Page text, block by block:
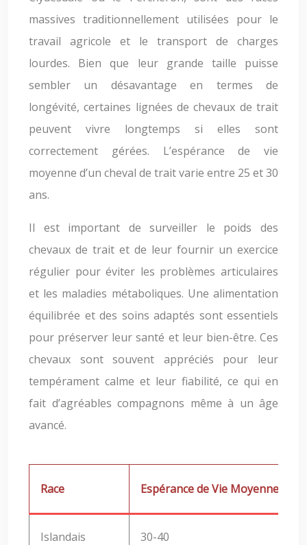
massives traditionnellement utilisées pour le
travail agricole et le transport de charges
lourdes. Bien que leur grande taille puisse
sembler un désavantage en termes de
longévité, certaines lignées de chevaux de trait
peuvent vivre longtemps si elles sont
correctement gérées. L’espérance de vie
moyenne d’un cheval de trait varie entre 25 et 30
ans.
Il est important de surveiller le poids des
chevaux de trait et de leur fournir un exercice
régulier pour éviter les problèmes articulaires
et les maladies métaboliques. Une alimentation
équilibrée et des soins adaptés sont essentiels
pour préserver leur santé et leur bien-être. Ces
chevaux sont souvent appréciés pour leur
tempérament calme et leur fiabilité, ce qui en
fait d’agréables compagnons même à un âge
avancé.
Race Espérance de Vie Moyenne (ans)
Islandais 30-40